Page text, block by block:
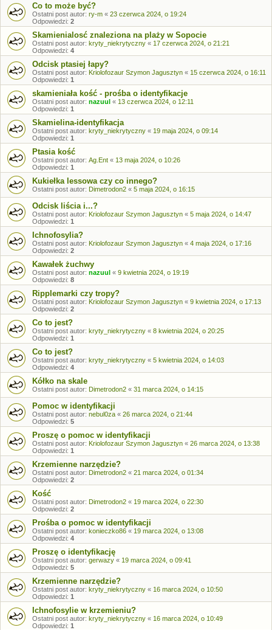
Co to może być?
Ostatni post autor: ry-m « 23 czerwca 2024, o 19:24
Odpowiedzi: 2
Skamienialosć znaleziona na plaży w Sopocie
Ostatni post autor: kryty_niekrytyczny « 17 czerwca 2024, o 21:21
Odpowiedzi: 4
Odcisk ptasiej łapy?
Ostatni post autor: Kriolofozaur Szymon Jagusztyn « 15 czerwca 2024, o 16:11
Odpowiedzi: 1
skamieniała kość - prośba o identyfikacje
Ostatni post autor: nazuul « 13 czerwca 2024, o 12:11
Odpowiedzi: 1
Skamielina-identyfikacja
Ostatni post autor: kryty_niekrytyczny « 19 maja 2024, o 09:14
Odpowiedzi: 1
Ptasia kość
Ostatni post autor: Ag.Ent « 13 maja 2024, o 10:26
Odpowiedzi: 1
Kukiełka lessowa czy co innego?
Ostatni post autor: Dimetrodon2 « 5 maja 2024, o 16:15
Odcisk liścia i...?
Ostatni post autor: Kriolofozaur Szymon Jagusztyn « 5 maja 2024, o 14:47
Odpowiedzi: 1
Ichnofosylia?
Ostatni post autor: Kriolofozaur Szymon Jagusztyn « 4 maja 2024, o 17:16
Odpowiedzi: 2
Kawałek żuchwy
Ostatni post autor: nazuul « 9 kwietnia 2024, o 19:19
Odpowiedzi: 8
Ripplemarki czy tropy?
Ostatni post autor: Kriolofozaur Szymon Jagusztyn « 9 kwietnia 2024, o 17:13
Odpowiedzi: 2
Co to jest?
Ostatni post autor: kryty_niekrytyczny « 8 kwietnia 2024, o 20:25
Odpowiedzi: 1
Co to jest?
Ostatni post autor: kryty_niekrytyczny « 5 kwietnia 2024, o 14:03
Odpowiedzi: 4
Kółko na skale
Ostatni post autor: Dimetrodon2 « 31 marca 2024, o 14:15
Pomoc w identyfikacji
Ostatni post autor: nebul0za « 26 marca 2024, o 21:44
Odpowiedzi: 5
Proszę o pomoc w identyfikacji
Ostatni post autor: Kriolofozaur Szymon Jagusztyn « 26 marca 2024, o 13:38
Odpowiedzi: 1
Krzemienne narzędzie?
Ostatni post autor: Dimetrodon2 « 21 marca 2024, o 01:34
Odpowiedzi: 2
Kość
Ostatni post autor: Dimetrodon2 « 19 marca 2024, o 22:30
Odpowiedzi: 2
Prośba o pomoc w identyfikacji
Ostatni post autor: konieczko86 « 19 marca 2024, o 13:08
Odpowiedzi: 4
Proszę o identyfikację
Ostatni post autor: gerwazy « 19 marca 2024, o 09:41
Odpowiedzi: 5
Krzemienne narzędzie?
Ostatni post autor: kryty_niekrytyczny « 16 marca 2024, o 10:50
Odpowiedzi: 1
Ichnofosylie w krzemieniu?
Ostatni post autor: kryty_niekrytyczny « 16 marca 2024, o 10:49
Odpowiedzi: 1